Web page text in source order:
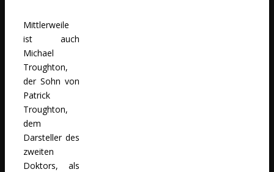
Mittlerweile
ist auch
Michael
Troughton,
der Sohn von
Patrick
Troughton,
dem
Darsteller des
zweiten
Doktors, als